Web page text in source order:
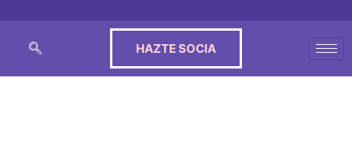
HAZTE SOCIA